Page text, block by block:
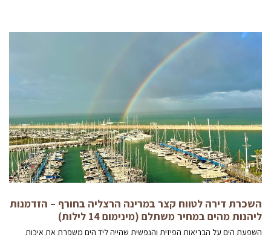
השכרת דירה לטווח קצר במרינה הרצליה בחורף – הזדמנות
ליהנות מהים במחיר משתלם (מינימום 14 לילות)
השפעת הים על הבריאות הפיזית והנפשית שהייה ליד הים משפרת את איכות